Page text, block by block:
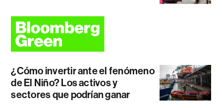
¿Cómo invertir ante el fenómeno
de El Niño? Los activos y
sectores que podrían ganar